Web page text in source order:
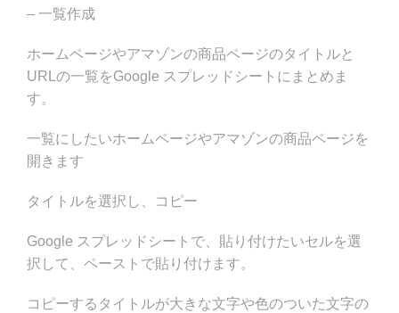
– 一覧作成
ホームページやアマゾンの商品ページのタイトルと
URLの一覧をGoogle スプレッドシートにまとめま
す。
一覧にしたいホームページやアマゾンの商品ページを
開きます
タイトルを選択し、コピー
Google スプレッドシートで、貼り付けたいセルを選
択して、ペーストで貼り付けます。
コピーするタイトルが大きな文字や色のついた文字の